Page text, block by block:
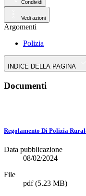
Condividi
Vedi azioni
Argomenti
Polizia
INDICE DELLA PAGINA
Documenti
Regolamento Di Polizia
Data pubblicazione
08/02/2024
File
pdf(5.23 MB)